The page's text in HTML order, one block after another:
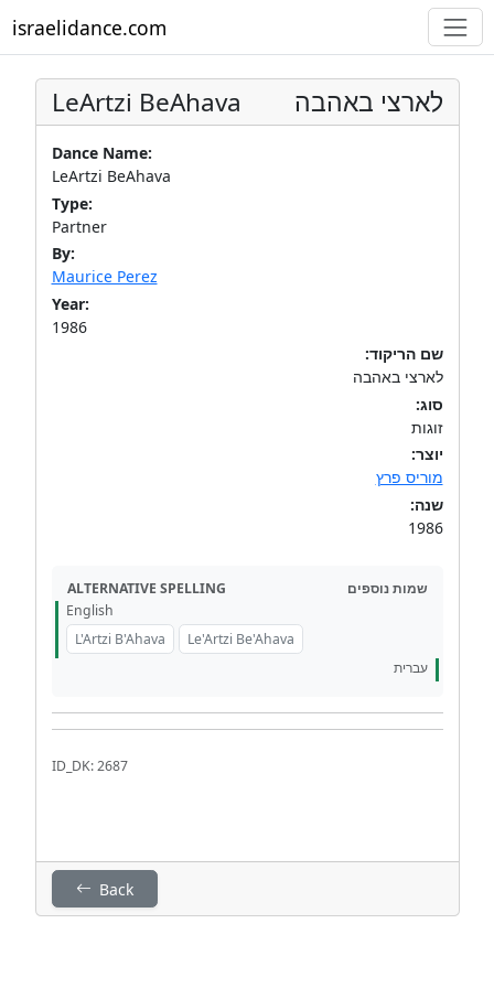
israelidance.com
LeArtzi BeAhava לארצי באהבה
Dance Name:
LeArtzi BeAhava
Type:
Partner
By:
Maurice Perez
Year:
1986
שם הריקוד:
לארצי באהבה
סוג:
זוגות
יוצר:
מוריס פרץ
שנה:
1986
ALTERNATIVE SPELLING
שמות נוספים
English
L'Artzi B'Ahava
Le'Artzi Be'Ahava
עברית
ID_DK: 2687
Back